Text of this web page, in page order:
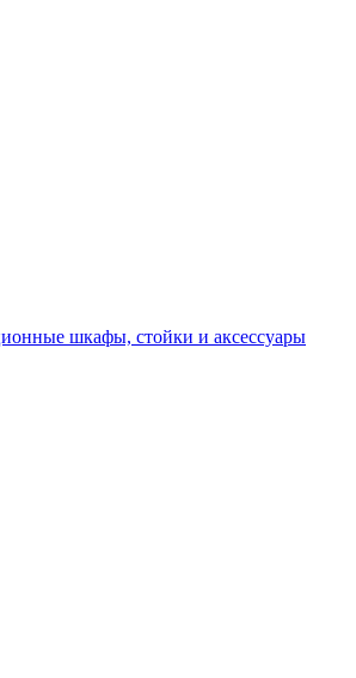
шкафы, стойки и аксессуары